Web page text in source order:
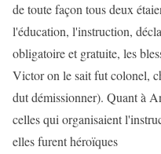
de toute façon tous deux
l'éducation, l'instruction,
obligatoire et gratuite, les
Victor on le sait fut colonel,
dut démissionner). Quant à
celles qui organisaient
elles furent héroïques